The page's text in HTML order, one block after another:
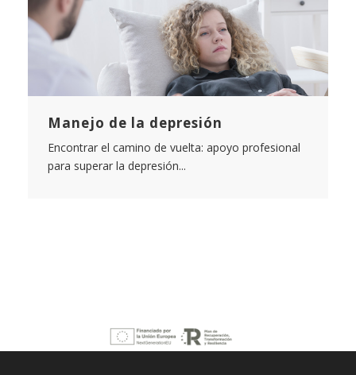
Manejo de la depresión
Encontrar el camino de vuelta: apoyo profesional
para superar la depresión...